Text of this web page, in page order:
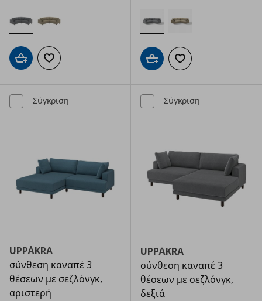
Προσθήκη στο καλάθι
Προσθήκη στα αγαπημένα Προσθήκη στο καλάθι
Προσθήκη στα
Σύγκριση
UPPÅKRA
σύνθεση καναπέ 3
θέσεων με σεζλόνγκ,
αριστερή
Σύγκριση
UPPÅKRA
σύνθεση καναπέ 3
θέσεων με σεζλόνγκ,
δεξιά